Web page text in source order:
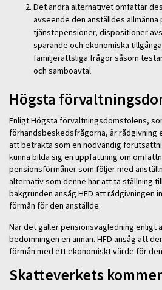
Det andra alternativet omfattar
avseende den anställdes allmänna
tjänstepensioner, dispositioner
sparande och ekonomiska
familjerättsliga frågor såsom
och samboavtal.
Högsta
Enligt Högsta förvaltningsdomstolens,
förhandsbeskedsfrågorna, är rådgivning
att betrakta som en nödvändig
kunna bilda sig en uppfattning om
pensionsförmåner som följer med
alternativ som denne har att ta ställning
bakgrunden ansåg HFD att rådgivningen
förmån för den anställde.
När det gäller pensionsvägledning enligt
bedömningen en annan. HFD ansåg att
förmån med ett ekonomiskt värde för
Skatteverkets